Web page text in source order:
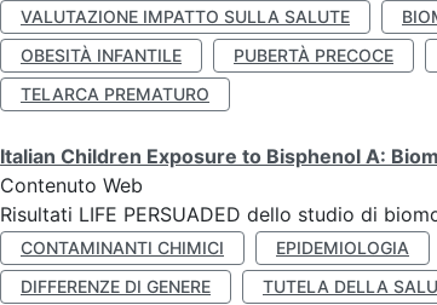
VALUTAZIONE IMPATTO SULLA SALUTE
OBESITÀ INFANTILE
PUBERTÀ PRECOCE
TELARCA PREMATURO
Italian Children Exposure to Bisphenol A:
Contenuto Web
Risultati LIFE PERSUADED dello studio di
CONTAMINANTI CHIMICI EPIDEMIOLOGIA
DIFFERENZE DI GENERE
TUTELA DELLA